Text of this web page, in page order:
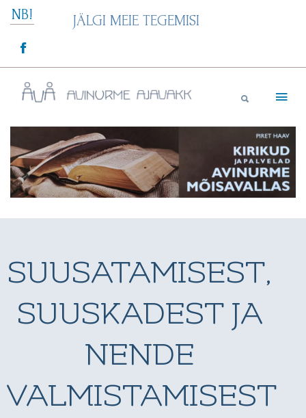
Skip
NB! JÄLGI MEIE TEGEMISI
Avinurme Ajavakk
SUUSATAMISEST,
SUUSKADEST JA
NENDE
VALMISTAMISEST